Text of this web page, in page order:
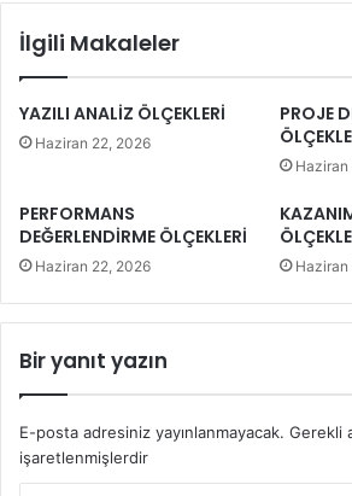
İlgili Makaleler
YAZILI ANALİZ ÖLÇEKLERİ
Haziran 22, 2026
PROJE
PERFORMANS
DEĞERLENDİRME ÖLÇEKLERİ
Haziran 22, 2026 Haziran
Bir yanıt yazın
E-posta adresiniz yayınlanmayacak. Gerekli
işaretlenmişlerdir